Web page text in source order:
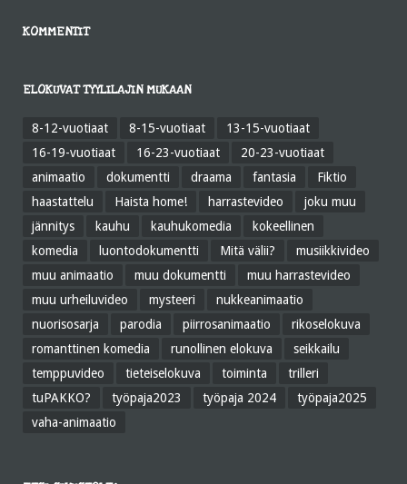
KOMMENTIT
ELOKUVAT TYYLILAJIN MUKAAN
8-12-vuotiaat 8-15-vuotiaat
13-15-vuotiaat
16-19-vuotiaat
16-23-vuotiaat
20-23-vuotiaat
animaatio
dokumentti draama fantasia
Fiktio
haastattelu
Haista home! harrastevideo
joku muu
jännitys
kauhu kauhukomedia
kokeellinen
komedia
luontodokumentti Mitä välii?
musiikkivideo
muu animaatio
muu dokumentti
muu harrastevideo
muu urheiluvideo
mysteeri
nukkeanimaatio
nuorisosarja
parodia piirrosanimaatio
rikoselokuva
romanttinen komedia
runollinen elokuva
seikkailu
temppuvideo
tieteiselokuva toiminta
trilleri
tuPAKKO?
työpaja2023 työpaja 2024
työpaja2025
vaha-animaatio